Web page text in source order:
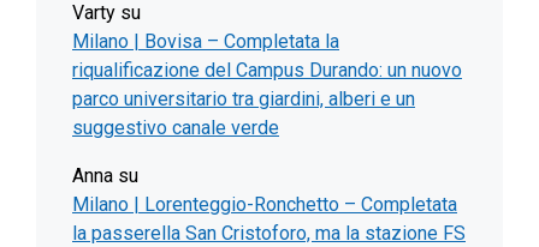
Varty su
Milano | Bovisa – Completata la
riqualificazione del Campus Durando: un nuovo
parco universitario tra giardini, alberi e un
suggestivo canale verde
Anna su
Milano | Lorenteggio-Ronchetto – Completata
la passerella San Cristoforo, ma la stazione FS